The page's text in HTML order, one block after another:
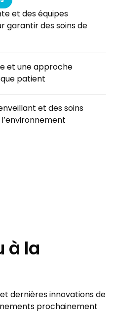
et des équipes
garantir des soins de
et une approche
patient
et des soins
à la
dernières innovations de
prochainement